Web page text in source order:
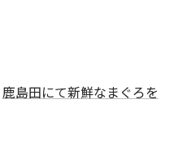
鹿島田にて新鮮なまぐろを